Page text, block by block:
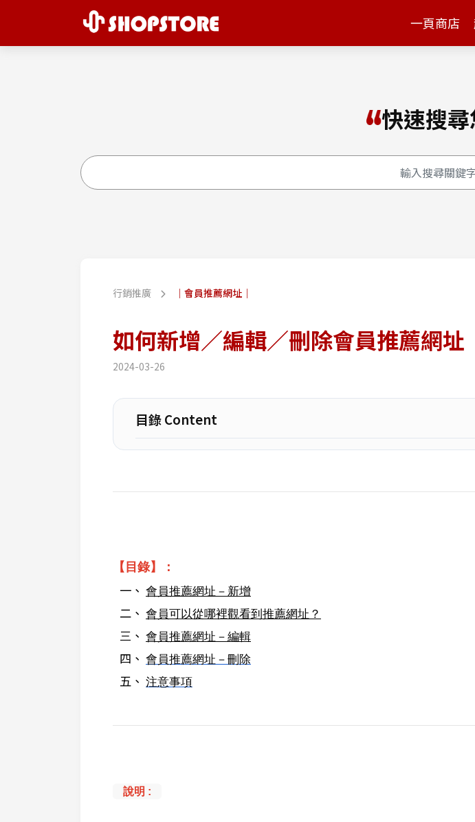
一頁商店
快速搜
行銷推廣 ｜會員推薦網址｜
如何新增／編輯／刪除會員推薦網址
2024-03-26
目錄 Content
【目錄】：
會員推薦網址－新增
會員可以從哪裡觀看到推薦網址？
會員推薦網址－編輯
會員推薦網址－刪除
注意事項
說明 :